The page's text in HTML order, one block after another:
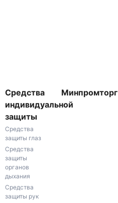
Средства
индивидуальной
защиты
Средства
защиты глаз
Средства
защиты
органов
дыхания
Средства
защиты рук
Минпромторг